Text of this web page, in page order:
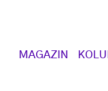
Main navigation
MAGAZIN